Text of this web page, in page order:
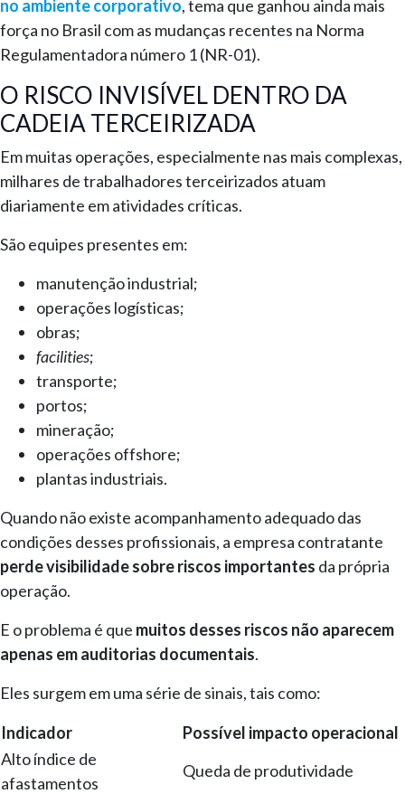
no ambiente corporativo, tema que ganhou ainda mais
força no Brasil com as mudanças recentes na Norma
Regulamentadora número 1 (NR-01).
O RISCO INVISÍVEL DENTRO DA
CADEIA TERCEIRIZADA
Em muitas operações, especialmente nas mais complexas,
milhares de trabalhadores terceirizados atuam
diariamente em atividades críticas.
São equipes presentes em:
manutenção industrial;
operações logísticas;
obras;
facilities;
transporte;
portos;
mineração;
operações offshore;
plantas industriais.
Quando não existe acompanhamento adequado das
condições desses profissionais, a empresa contratante
perde visibilidade sobre riscos importantes da própria
operação.
E o problema é que muitos desses riscos não aparecem
apenas em auditorias documentais.
Eles surgem em uma série de sinais, tais como:
Indicador
Possível impacto operacional
Alto índice de
afastamentos
Queda de produtividade